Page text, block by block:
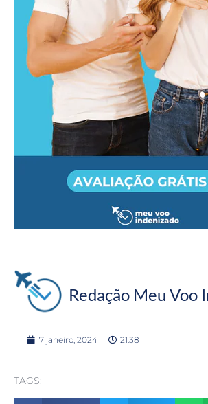
Redação Meu Voo
7 janeiro, 2024 21:38
TAGS: